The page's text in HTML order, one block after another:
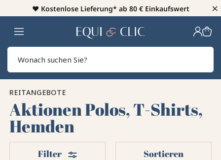
♥️ Kostenlose Lieferung* ab 80 € Einkaufswert ×
Heim
REITANGEBOTE
Aktionen Polos, T-Shirts,
Hemden
Filter Filter Sortieren